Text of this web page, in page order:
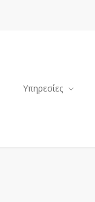
Υπηρεσίες